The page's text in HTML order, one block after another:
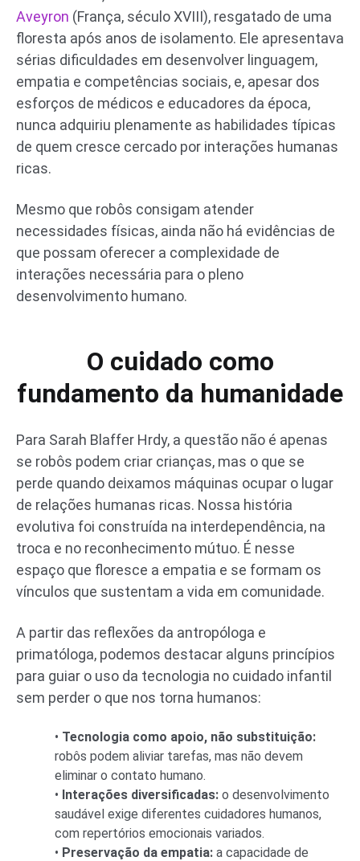
Aveyron (França, século XVIII), resgatado de uma
floresta após anos de isolamento. Ele apresentava
sérias dificuldades em desenvolver linguagem,
empatia e competências sociais, e, apesar dos
esforços de médicos e educadores da época,
nunca adquiriu plenamente as habilidades típicas
de quem cresce cercado por interações humanas
ricas.
Mesmo que robôs consigam atender
necessidades físicas, ainda não há evidências de
que possam oferecer a complexidade de
interações necessária para o pleno
desenvolvimento humano.
O cuidado como
fundamento da humanidade
Para Sarah Blaffer Hrdy, a questão não é apenas
se robôs podem criar crianças, mas o que se
perde quando deixamos máquinas ocupar o lugar
de relações humanas ricas. Nossa história
evolutiva foi construída na interdependência, na
troca e no reconhecimento mútuo. É nesse
espaço que floresce a empatia e se formam os
vínculos que sustentam a vida em comunidade.
A partir das reflexões da antropóloga e
primatóloga, podemos destacar alguns princípios
para guiar o uso da tecnologia no cuidado infantil
sem perder o que nos torna humanos:
• Tecnologia como apoio, não substituição:
robôs podem aliviar tarefas, mas não devem
eliminar o contato humano.
• Interações diversificadas: o desenvolvimento
saudável exige diferentes cuidadores humanos,
com repertórios emocionais variados.
• Preservação da empatia: a capacidade de